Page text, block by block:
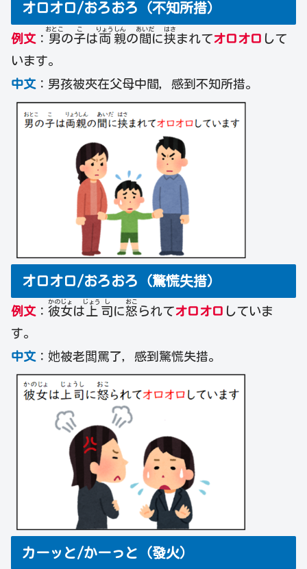
オロオロ/おろおろ（不知所措）
例文 ： 男
おとこ
の子
こ
は両
りょう
親
しん
の間
あいだ
に挟
はさ
まれてオロオロ して
います。
中文 ：男孩被夾在父母中間，感到不知所措。
オロオロ/おろおろ（驚慌失措）
例文 ： 彼
かの
女
じょ
は 上
じょう
司
し
に怒
おこ
られてオロオロ していま
す。
中文 ：她被老闆罵了，感到驚慌失措。
カーッと/かーっと（發火）